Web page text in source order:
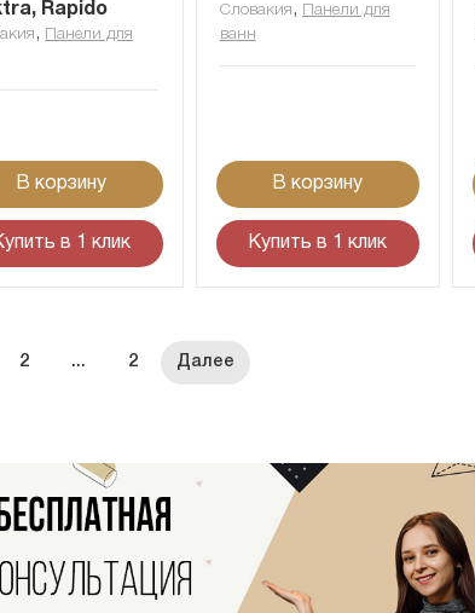
Rapido
, Панели для
В корзину
в 1 клик
Словакия , Панели для
ванн
В корзину
Купить в 1 клик
2 ... 2